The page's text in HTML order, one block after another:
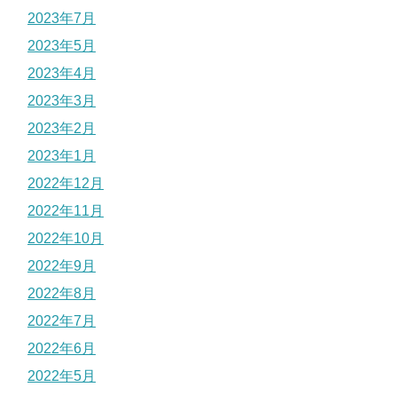
2023年7月
2023年5月
2023年4月
2023年3月
2023年2月
2023年1月
2022年12月
2022年11月
2022年10月
2022年9月
2022年8月
2022年7月
2022年6月
2022年5月